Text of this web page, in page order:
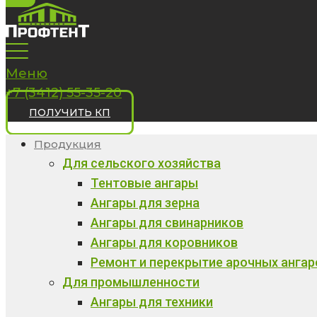
Меню
+7 (3412) 55-35-20
ПОЛУЧИТЬ КП
Продукция
Для сельского хозяйства
Тентовые ангары
Ангары для зерна
Ангары для свинарников
Ангары для коровников
Ремонт и перекрытие арочных
Для промышленности
Ангары для техники